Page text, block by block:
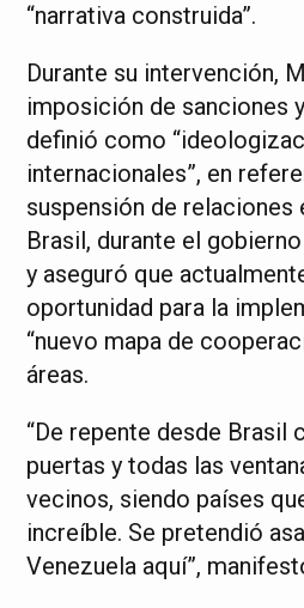
“narrativa construida”.
Durante su intervención,
imposición de sanciones
definió como
internacionales”, en
suspensión de relaciones
Brasil, durante el
y aseguró que
oportunidad para la
“nuevo mapa de
áreas.
“De repente desde Brasil
puertas y todas las
vecinos, siendo países
increíble. Se pretendió
Venezuela aquí”,